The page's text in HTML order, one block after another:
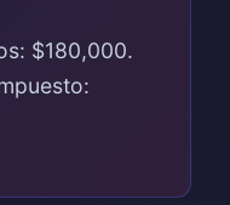
$180,000.